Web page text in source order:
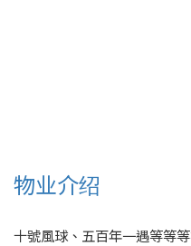
物业介绍
十號風球、五百年一遇等等